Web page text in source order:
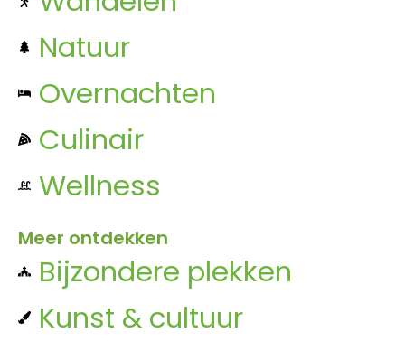
Natuur
Overnachten
Culinair
Wellness
Meer ontdekken
Bijzondere plekken
Kunst & cultuur